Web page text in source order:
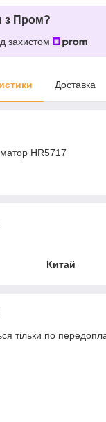
з Пром?
захистом
Доставка
HR5717
Китай
тільки по